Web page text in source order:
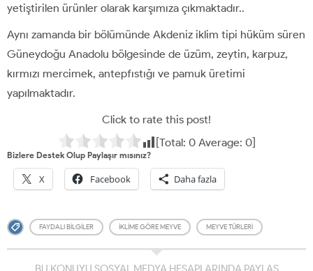
yetiştirilen ürünler olarak karşımıza çıkmaktadır..
Aynı zamanda bir bölümünde Akdeniz iklim tipi hüküm süren
Güneydoğu Anadolu bölgesinde de üzüm, zeytin, karpuz,
kırmızı mercimek, antepfıstığı ve pamuk üretimi
yapılmaktadır.
Click to rate this post!
[Total: 0Average: 0]
Bizlere Destek Olup Paylaşır mısınız?
X Facebook Daha fazla
FAYDALI BILGILER IKLIME GÖRE MEYVE MEYVE TÜRLERI